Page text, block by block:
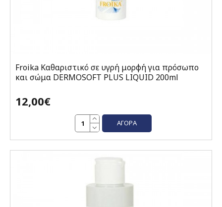
Froika Καθαριστικό σε υγρή μορφή για πρόσωπο
και σώμα DERMOSOFT PLUS LIQUID 200ml
12,00€
ΑΓΟΡΆ